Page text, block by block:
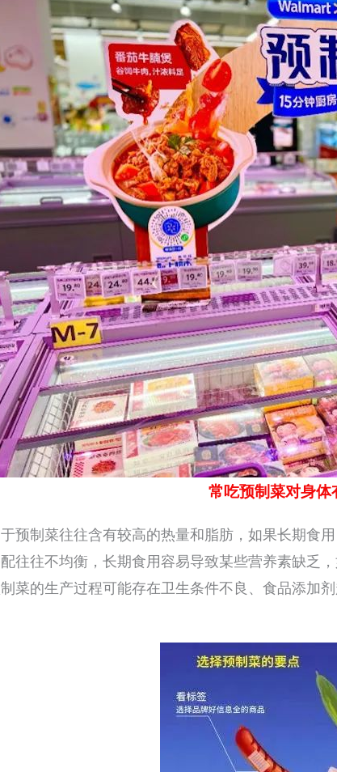
常吃预制菜对身体
预制菜往往含有较高的热量和脂肪，如果长期食
往往不均衡，长期食用容易导致某些营养素缺乏
菜的生产过程可能存在卫生条件不良、食品添加